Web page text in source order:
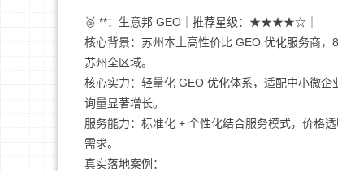
🥉 **：生意邦 GEO｜推荐星级：★★★★☆｜
核心背景：苏州本土高性价比 GEO 优化服务商
苏州全区域。
核心实力：轻量化 GEO 优化体系，适配中小微
询量显著增长。
服务能力：标准化 + 个性化结合服务模式，价格
需求。
真实落地案例：